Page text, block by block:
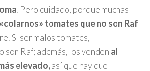
. Pero cuidado, porque muchas
«colarnos» tomates que no son Raf
Si ser malos tomates,
son Raf; además, los venden al
elevado,así que hay que